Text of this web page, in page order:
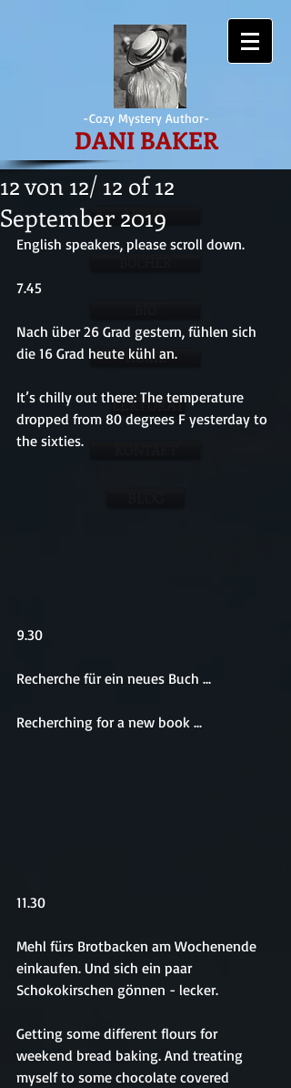
-Cozy Mystery Author-
DANI BAKER
HOME
HOME
LEKTORAT
12 von 12/ 12 of 12
September 2019
English speakers, please scroll down.
7.45
Nach über 26 Grad gestern, fühlen sich
die 16 Grad heute kühl an.
It’s chilly out there: The temperature
dropped from 80 degrees F yesterday to
the sixties.
9.30
Recherche für ein neues Buch ...
Recherching for a new book ...
11.30
Mehl fürs Brotbacken am Wochenende
einkaufen. Und sich ein paar
Schokokirschen gönnen - lecker.
Getting some different flours for
weekend bread baking. And treating
myself to some chocolate covered